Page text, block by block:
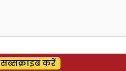
सब्सक्राइब करें